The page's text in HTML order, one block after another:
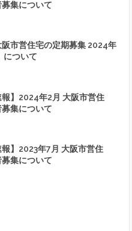
集について
阪市営住宅の定期募集 2024年
について
報】2024年2月 大阪市営住
集について
報】2023年7月 大阪市営住
集について